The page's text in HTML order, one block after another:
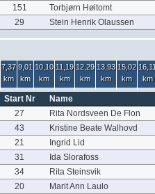
151
Torbjørn Høitomt
29 Stein Henrik Olaussen
7,37
km
9,01
km
10,10
km
11,19
km
12,29
km
13,93
km
15,02
km
km
Start Nr
Name
27
Rita Nordsveen De Flon
43
Kristine Beate Walhovd
21
Ingrid Lid
31
Ida Slorafoss
34
Rita Steinsvik
20
Marit Ann Laulo